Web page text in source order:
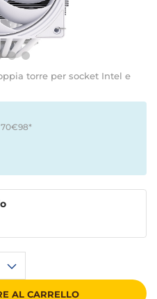
torre per socket Intel e
70€98*
AL CARRELLO